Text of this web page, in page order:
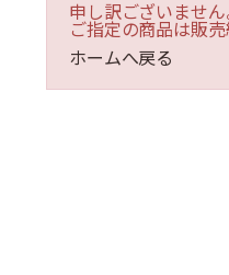
申し訳ございません
ご指定の商品は販
ホームへ戻る